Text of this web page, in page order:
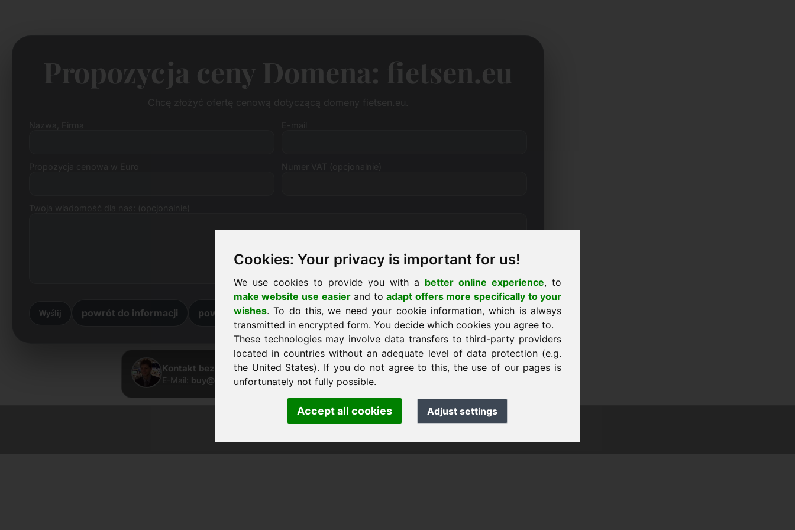
Cookies: Your privacy is important for us!
We use cookies to provide you with a better online experience, to
make website use easierand toadapt offers more specifically to your
wishes. To do this, we need your cookie information, which is always
transmitted in encrypted form. You decide which cookies you agree to.
These technologies may involve data transfers to third-party providers
located in countries without an adequate level of data protection (e.g.
the United States). If you do not agree to this, the use of our pages is
unfortunately not fully possible.
Accept all cookies Adjust settings
Propozycja ceny Domena: fietsen.eu
Numer VAT (opcjonalnie)
Twoja wiadomość dla nas: (opcjonalnie)
Wyślij powrót do informacji powrót do domu
Kontakt bezpośredni · Frank Heilmann · Frankcom IT Service
E-Mail: buy@frankcom.info· Phone:+49.85389129900